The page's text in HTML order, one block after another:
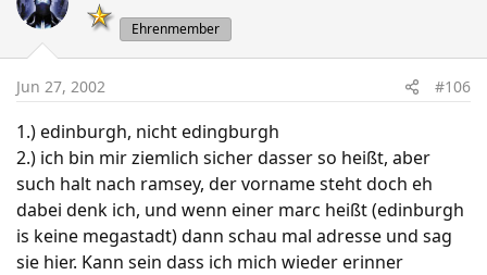
Ehrenmember
Jun 27, 2002 #106
1.) edinburgh, nicht edingburgh
2.) ich bin mir ziemlich sicher dasser so heißt, aber
such halt nach ramsey, der vorname steht doch eh
dabei denk ich, und wenn einer marc heißt (edinburgh
is keine megastadt) dann schau mal adresse und sag
sie hier. Kann sein dass ich mich wieder erinner